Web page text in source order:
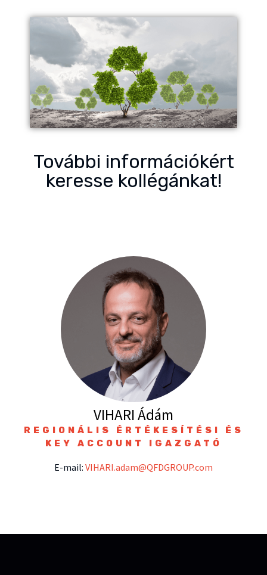
További információkért
keresse kollégánkat!
VIHARI Ádám
REGIONÁLIS ÉRTÉKESÍTÉSI ÉS
KEY ACCOUNT IGAZGATÓ
E-mail: VIHARI.adam@QFDGROUP.com